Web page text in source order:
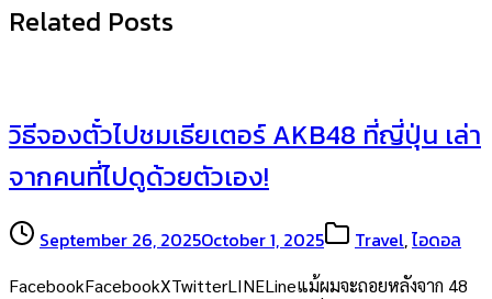
Related Posts
วิธีจองตั๋วไปชมเธียเตอร์ AKB48 ที่ญี่ปุ่น เล่า
จากคนที่ไปดูด้วยตัวเอง!
September 26, 2025October 1, 2025 Travel,ไอดอล
FacebookFacebookXTwitterLINELineแม้ผมจะถอยหลังจาก 48